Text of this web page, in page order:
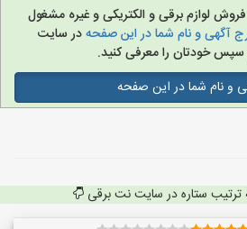
لوازم برقی و الکتریکی و غیره مشغول
آگهی و نام شما در این صفحهدر سایت
خودتان را معرفی کنید.
و نام شما در این صفحه
ترتیب ستاره در سایت نت برقی